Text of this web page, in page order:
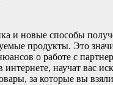
и новые способы
продукты. Это
о работе с
научат вас
за которые вы